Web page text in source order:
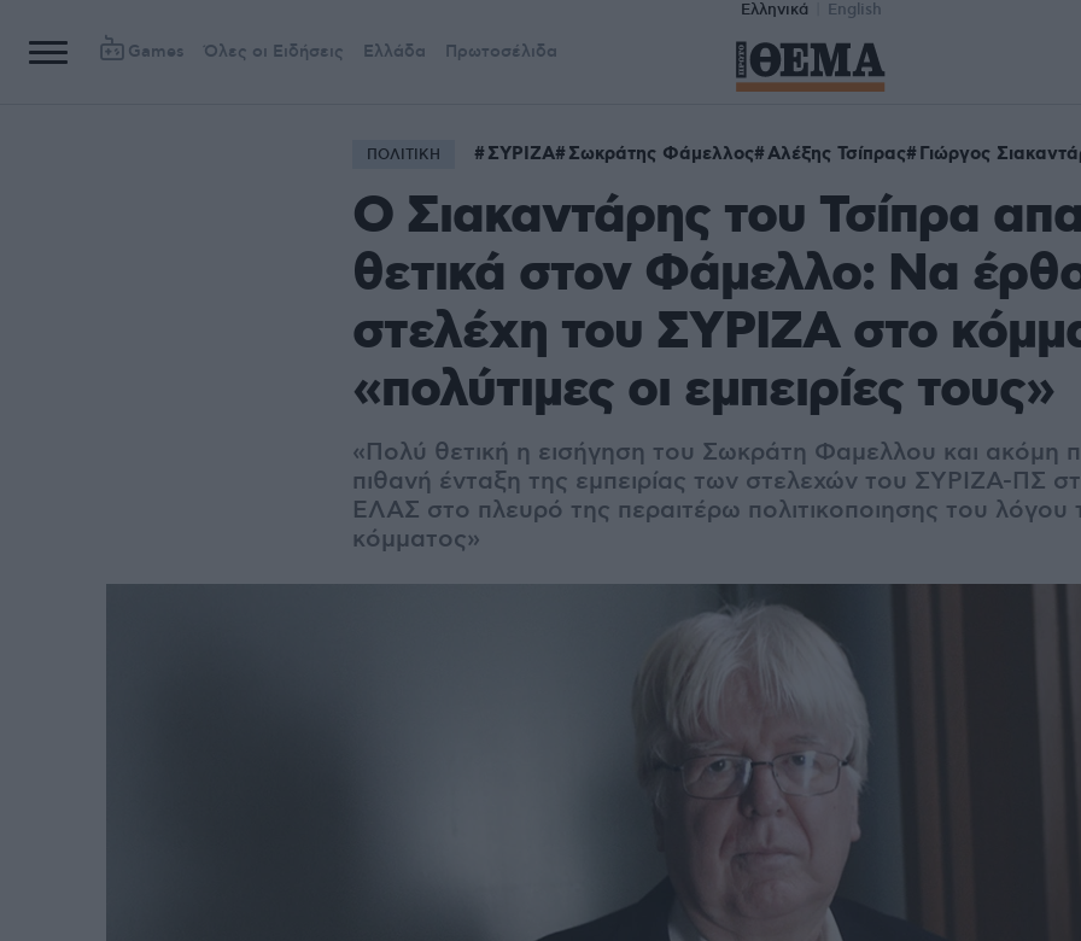
Ελληνικά English
Games Όλες οι Ειδήσεις Ελλάδα Πρωτοσέλιδα
ΠΟΛΙΤΙΚΗ ΣΥΡΙΖΑ Σωκράτης Φάμελλος Αλέξης Τσίπρας Γιώργος
Ο Σιακαντάρης του Τσίπρα
θετικά στον Φάμελλο: Να
στελέχη του ΣΥΡΙΖΑ στο
«πολύτιμες οι εμπειρίες τους»
«Πολύ θετική η εισήγηση του Σωκράτη Φαμελλου και ακόμη
πιθανή ένταξη της εμπειρίας των στελεχών του ΣΥΡΙΖΑ-ΠΣ
ΕΛΑΣ στο πλευρό της περαιτέρω πολιτικοποιησης του λόγου
κόμματος»